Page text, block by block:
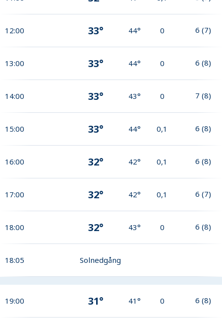
12:00 33° 44° 0 6 (7)
13:00 33° 44° 0 6 (8)
14:00 33° 43° 0 7 (8)
15:00 33° 44° 0,1 6 (8)
16:00 32° 42° 0,1 6 (8)
17:00 32° 42° 0,1 6 (7)
18:00 32° 43° 0 6 (8)
18:05 Solnedgång
19:00 31° 41° 0 6 (8)